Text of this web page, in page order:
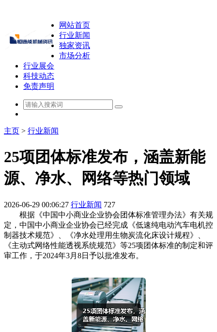
网站首页
行业新闻
独家资讯
市场分析
行业展会
科技动态
免责声明
主页 > 行业新闻
25项团体标准发布，涵盖新能
源、净水、网络等热门领域
2026-06-29 00:06:27 行业新闻 727
根据《中国中小商业企业协会团体标准管理办法》有关规
定，中国中小商业企业协会已经完成《低速纯电动汽车电机控
制器技术规范》、《净水处理用生物炭流化床设计规程》、
《主动式网络性能透视系统规范》等25项团体标准的制定和评
审工作，于2024年3月8日予以批准发布。